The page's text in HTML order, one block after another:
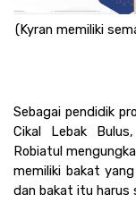
(Kyran memiliki
Sebagai pendidik
Cikal Lebak
Robiatul
memiliki bakat
dan bakat itu harus